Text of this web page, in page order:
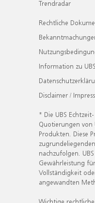
Trendradar
Rechtliche
Information zu UBS
Disclaimer /
* Die UBS
Quotierungen von
Produkten. Diese
nachzufolgen.
Gewährleistung
Vollständigkeit
angewandten